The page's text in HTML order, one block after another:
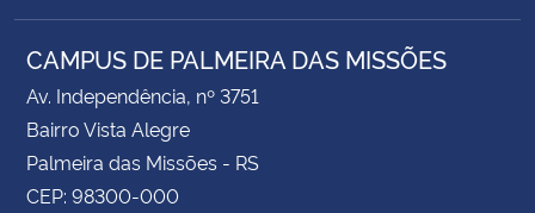
CAMPUS DE PALMEIRA DAS MISSÕES
Av. Independência, nº 3751
Bairro Vista Alegre
Palmeira das Missões - RS
CEP: 98300-000